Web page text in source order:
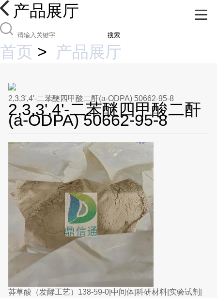
产品展厅
搜索
首页 > 产品展厅
2,3,3',4'-二苯醚四甲酸二酐(a-ODPA) 50662-95-8
2,3,3',4'-二苯醚四甲酸二酐
(a-ODPA) 50662-95-8
莽草酸（发酵工艺）138-59-0|中间体|科研材料|实验试剂|